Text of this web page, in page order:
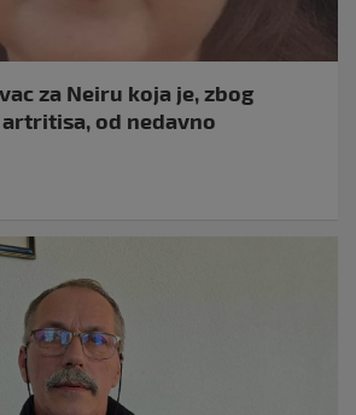
za Neiru koja je, zbog
od nedavno